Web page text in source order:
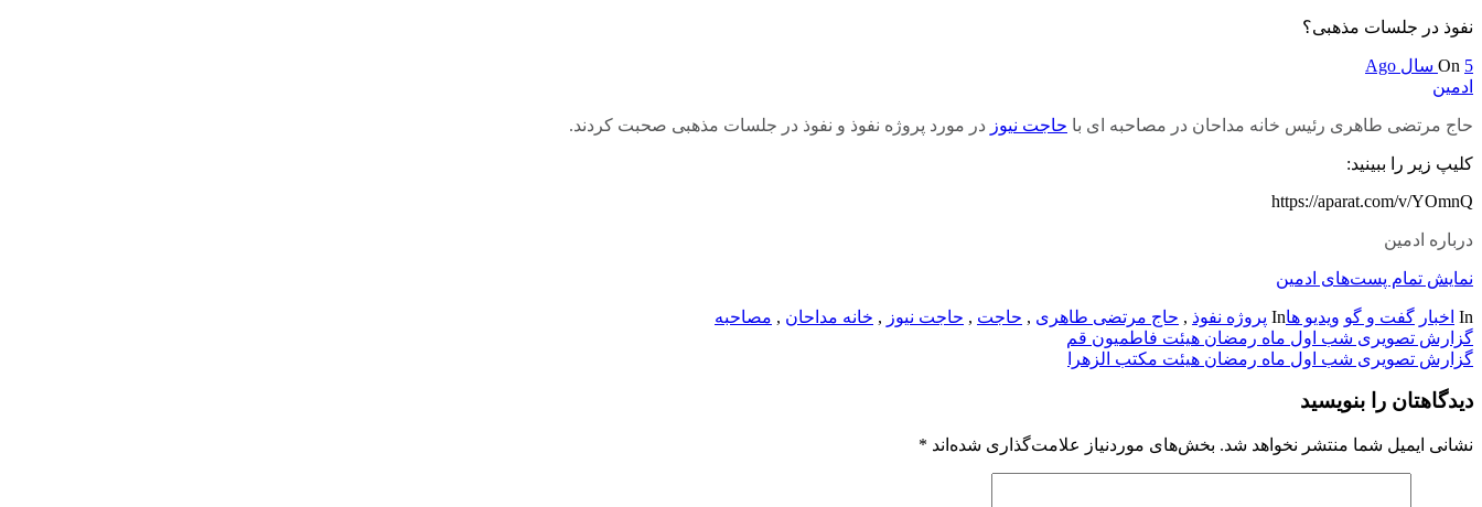
نفوذ در جلسات مذهبی؟
On 5 سال Ago
ادمین
حاج مرتضی طاهری رئیس خانه مداحان در مصاحبه ای با حاجت نیوز در مورد پروژه نفوذ و نفوذ در جلسات مذهبی صحبت کردند.
کلیپ زیر را ببینید:
https://aparat.com/v/YOmnQ
درباره ادمین
نمایش تمام پست‌های ادمین
In اخبار گفت و گو ویدیو هاIn پروژه نفوذ , حاج مرتضی طاهری , حاجت , حاجت نیوز , خانه مداحان , مصاحبه
راهبری
نوشته
گزارش تصویری شب اول ماه رمضان هیئت فاطمیون قم
گزارش تصویری شب اول ماه رمضان هیئت مکتب الزهرا
دیدگاهتان را بنویسید
نشانی ایمیل شما منتشر نخواهد شد. بخش‌های موردنیاز علامت‌گذاری شده‌اند *